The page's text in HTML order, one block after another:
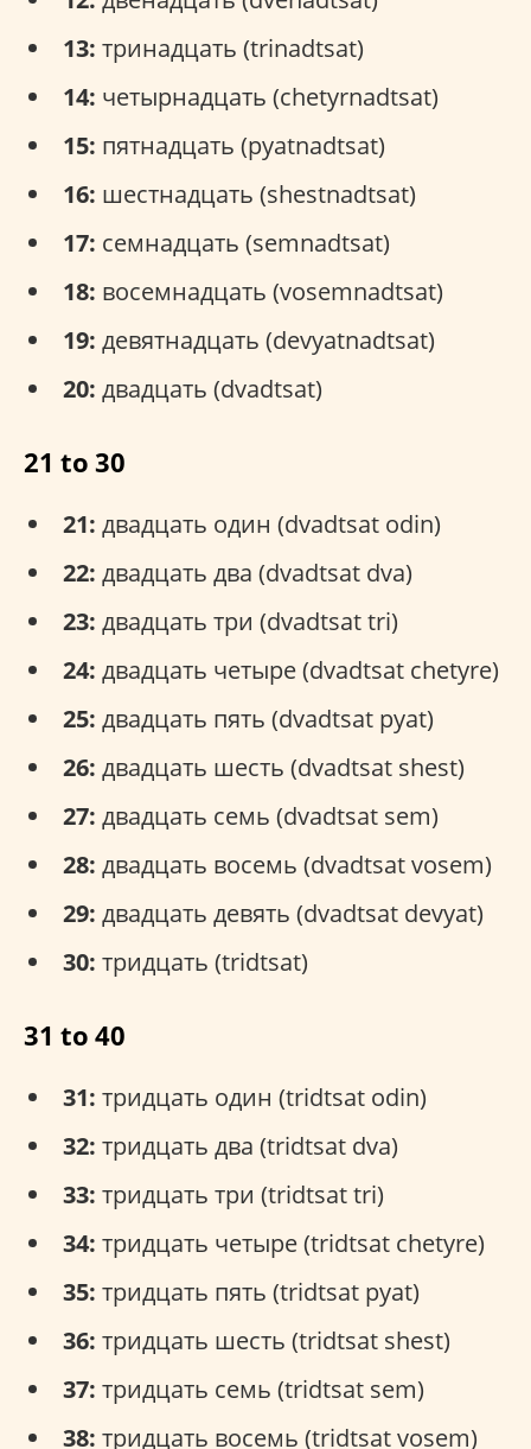
13: тринадцать (trinadtsat)
14: четырнадцать (chetyrnadtsat)
15: пятнадцать (pyatnadtsat)
16: шестнадцать (shestnadtsat)
17: семнадцать (semnadtsat)
18: восемнадцать (vosemnadtsat)
19: девятнадцать (devyatnadtsat)
20: двадцать (dvadtsat)
21 to 30
21: двадцать один (dvadtsat odin)
22: двадцать два (dvadtsat dva)
23: двадцать три (dvadtsat tri)
24: двадцать четыре (dvadtsat chetyre)
25: двадцать пять (dvadtsat pyat)
26: двадцать шесть (dvadtsat shest)
27: двадцать семь (dvadtsat sem)
28: двадцать восемь (dvadtsat vosem)
29: двадцать девять (dvadtsat devyat)
30: тридцать (tridtsat)
31 to 40
31: тридцать один (tridtsat odin)
32: тридцать два (tridtsat dva)
33: тридцать три (tridtsat tri)
34: тридцать четыре (tridtsat chetyre)
35: тридцать пять (tridtsat pyat)
36: тридцать шесть (tridtsat shest)
37: тридцать семь (tridtsat sem)
38: тридцать восемь (tridtsat vosem)